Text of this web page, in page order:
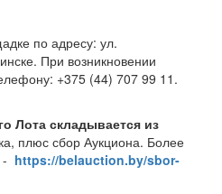
по адресу: ул.
При возникновении
+375 (44) 707 99 11.
Лота складывается из
плюс сбор Аукциона. Более
https://belauction.by/sbor-